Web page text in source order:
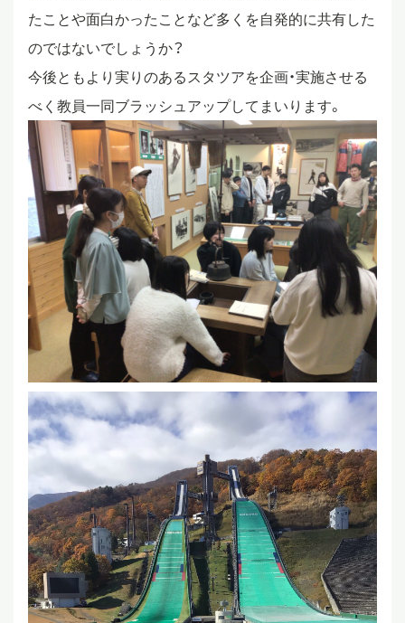
たことや面白かったことなど多くを自発的に共有した
のではないでしょうか？
今後ともより実りのあるスタツアを企画・実施させる
べく教員一同ブラッシュアップしてまいります。